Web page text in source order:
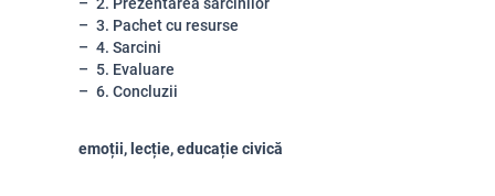
3. Pachet cu resurse
4. Sarcini
5. Evaluare
6. Concluzii
emoții, lecție, educație civică